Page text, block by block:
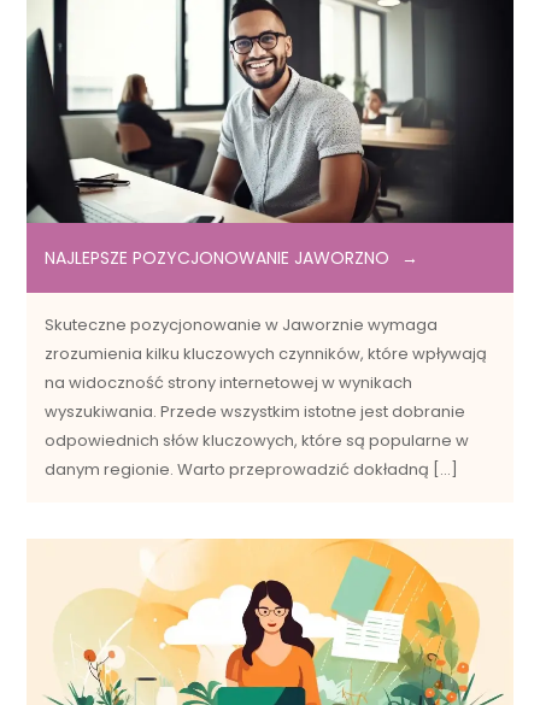
NAJLEPSZE POZYCJONOWANIE JAWORZNO
Skuteczne pozycjonowanie w Jaworznie wymaga
zrozumienia kilku kluczowych czynników, które wpływają
na widoczność strony internetowej w wynikach
wyszukiwania. Przede wszystkim istotne jest dobranie
odpowiednich słów kluczowych, które są popularne w
danym regionie. Warto przeprowadzić dokładną […]